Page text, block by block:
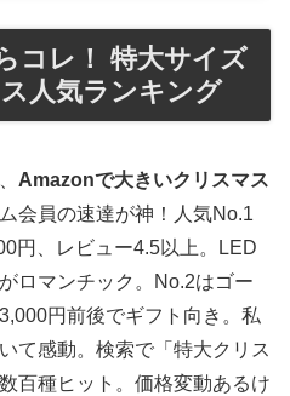
コレ！ 特大サイズ
人気ランキング
Amazonで大きいクリスマス
会員の速達が神！人気No.1
円、レビュー4.5以上。LED
ロマンチック。No.2はゴー
円前後でギフト向き。私
て感動。検索で「特大クリス
百種ヒット。価格変動あるけ